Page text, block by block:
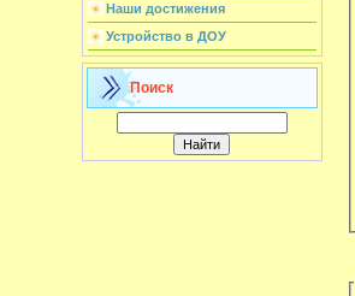
Наши достижения
Устройство в ДОУ
Поиск